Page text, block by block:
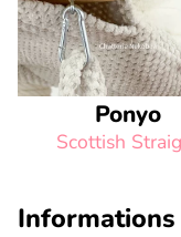
Ponyo
Scottish